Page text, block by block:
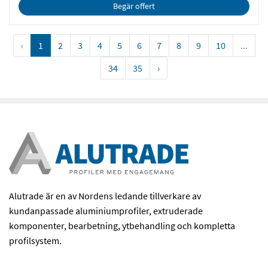
Begär offert
‹ 1 2 3 4 5 6 7 8 9 10
...
34
35 ›
Alutrade är en av Nordens ledande tillverkare av
kundanpassade aluminiumprofiler, extruderade
komponenter, bearbetning, ytbehandling och kompletta
profilsystem.